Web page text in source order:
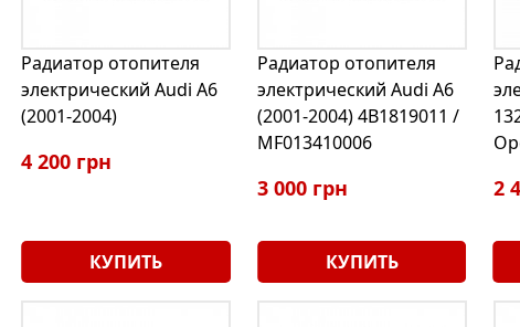
Радиатор отопителя
электрический Audi A6
(2001-2004)
4 200 грн
КУПИТЬ
Радиатор отопителя
электрический Audi A6
(2001-2004) 4B1819011 /
MF013410006
3 000 грн
КУПИТЬ
2